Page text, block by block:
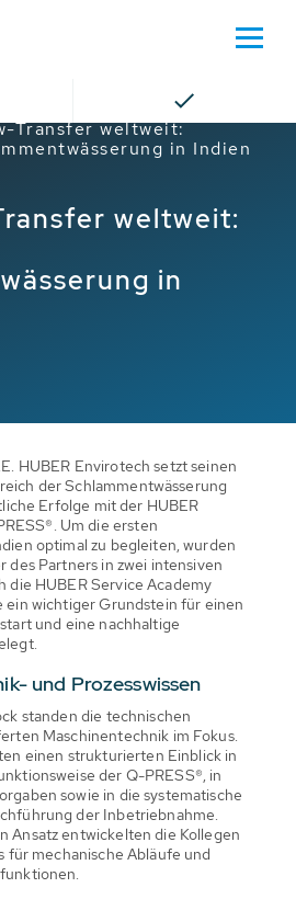
HUBER Service in der
Transfer weltweit:
in Indien
weltweit:
in
HUBER Envirotech setzt seinen
der Schlammentwässerung
Erfolge mit der HUBER
Um die ersten
optimal zu begleiten, wurden
des Partners in zwei intensiven
die HUBER Service Academy
ein wichtiger Grundstein für einen
und eine nachhaltige
und Prozesswissen
standen die technischen
Maschinentechnik im Fokus.
einen strukturierten Einblick in
der Q-PRESS®, in
sowie in die systematische
der Inbetriebnahme.
Ansatz entwickelten die Kollegen
für mechanische Abläufe und